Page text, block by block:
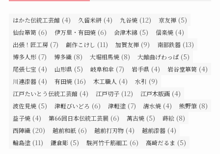
はかた伝統工芸館 (4) 久留米絣 (4) 九谷焼 (12) 京友禅 (5)
仙台箪笥 (6) 伊万里・有田焼 (6) 会津木綿 (5) 信楽焼 (4)
出張！匠工房 (7) 創作こけし (11) 加賀友禅 (9) 南部鉄器 (13)
博多人形 (7) 博多織 (8) 大堀相馬焼 (8) 大館曲げわっぱ (5)
尾張七宝 (4) 山形県 (5) 岐阜和傘 (7) 岩手県 (4) 岩谷堂箪笥 (4)
川連漆器 (4) 有田焼 (16) 木工職人 (4) 水引 (9)
江戸たいとう伝統工芸館 (4) 江戸切子 (12) 江戸木版画 (4)
波佐見焼 (5) 津軽びいどろ (6) 津軽塗 (7) 清水焼 (4) 熊野筆 (8)
益子焼 (4) 第66回日本伝統工芸展 (6) 萬古焼 (5) 蒔絵 (8)
西陣織 (20) 越前和紙 (6) 越前打刃物 (4) 越前漆器 (4)
輪島塗 (11) 鎌倉彫 (5) 駿河竹千筋細工 (6) 高崎だるま (5)